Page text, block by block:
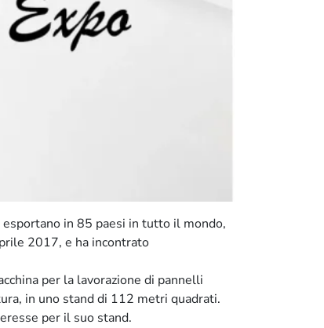
in 85 paesi in tutto il mondo,
2017, e ha incontrato
per la lavorazione di pannelli
in uno stand di 112 metri quadrati.
per il suo stand.